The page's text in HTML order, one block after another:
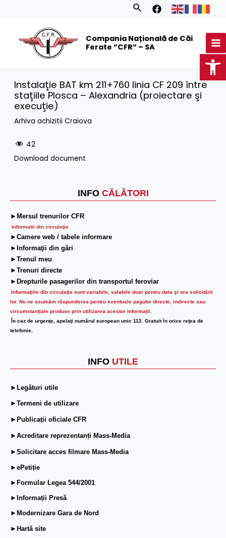
Search
Compania Națională de Căi
Ferate ”CFR” – SA
INFO CĂLĂTORI
►Mersul trenurilor CFR
Informatii din circulaţie
►Camere web / tabele informare
►Informaţii din gări
►Trenul meu
►Trenuri directe
►Drepturile pasagerilor din transportul feroviar
Informaţiile din circulaţie sunt variabile, valabile doar pentru data şi ora solicitării
lor. Nu ne asumăm răspunderea pentru eventuale pagube directe, indirecte sau
circumstanțiale produse prin utilizarea acestor informații.
În caz de urgenţe, apelaţi numărul european unic 112. Gratuit în orice reţea de
telefonie.
INFO UTILE
►Legături utile
►Termeni de utilizare
►Publicații oficiale CFR
►Acreditare reprezentanți Mass-Media
►Solicitare acces filmare Mass-Media
►ePetiție
►Formular Legea 544/2001
►Informații Presă
►Modernizare Gara de Nord
►Hartă site
Instalaţie BAT km 211+760 linia CF 209 între
staţiile Plosca – Alexandria (proiectare şi
execuţie)
Arhiva achizitii Craiova
42
Download document